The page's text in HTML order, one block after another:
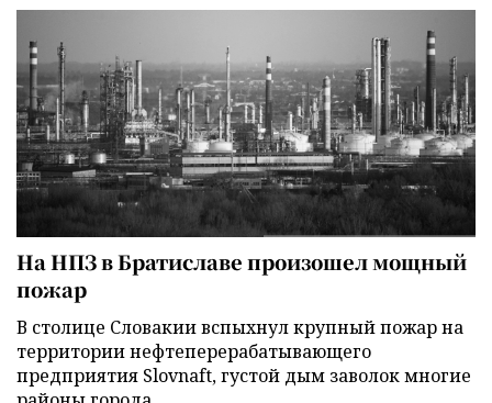
На НПЗ в Братиславе произошел мощный
пожар
В столице Словакии вспыхнул крупный пожар на
территории нефтеперерабатывающего
предприятия Slovnaft, густой дым заволок многие